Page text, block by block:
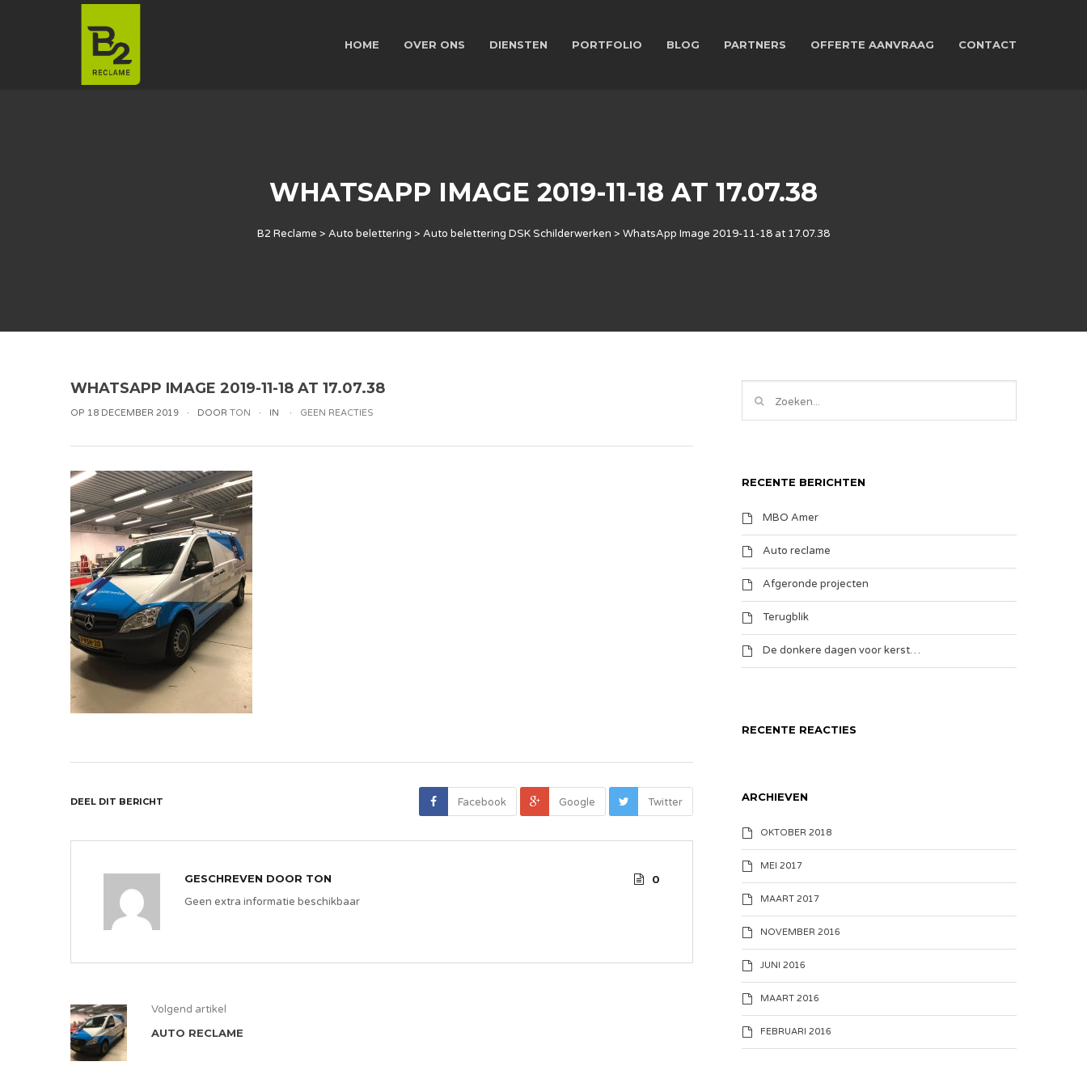
HOME OVER ONS DIENSTEN PORTFOLIO BLOG PARTNERS OFFERTE AANVRAAG CONTACT
WHATSAPP IMAGE 2019-11-18 AT 17.07.38
B2 Reclame > Auto belettering > Auto belettering DSK Schilderwerken > WhatsApp Image 2019-11-18 at 17.07.38
WHATSAPP IMAGE 2019-11-18 AT 17.07.38
OP 18 DECEMBER 2019 DOOR TON IN GEEN REACTIES
DEEL DIT BERICHT Twitter
Google
Facebook
GESCHREVEN DOOR TON
0
Geen extra informatie beschikbaar
Volgend artikel
AUTO RECLAME
RECENTE BERICHTEN
MBO Amer
Auto reclame
Afgeronde projecten
Terugblik
De donkere dagen voor kerst…
RECENTE REACTIES
ARCHIEVEN
OKTOBER 2018
MEI 2017
MAART 2017
NOVEMBER 2016
JUNI 2016
MAART 2016
FEBRUARI 2016